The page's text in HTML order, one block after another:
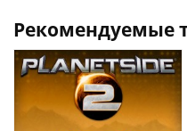
Рекомендуемые